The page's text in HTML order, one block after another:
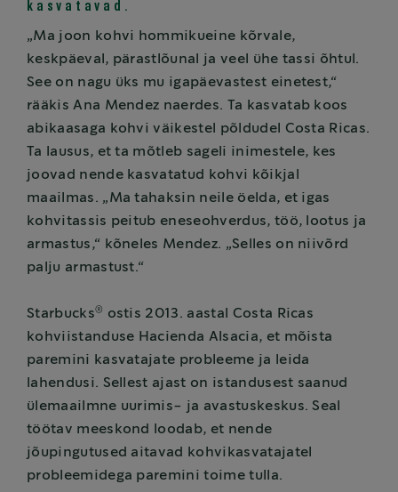
kasvatavad.
„Ma joon kohvi hommikueine kõrvale,
keskpäeval, pärastlõunal ja veel ühe tassi õhtul.
See on nagu üks mu igapäevastest einetest,“
rääkis Ana Mendez naerdes. Ta kasvatab koos
abikaasaga kohvi väikestel põldudel Costa Ricas.
Ta lausus, et ta mõtleb sageli inimestele, kes
joovad nende kasvatatud kohvi kõikjal
maailmas. „Ma tahaksin neile öelda, et igas
kohvitassis peitub eneseohverdus, töö, lootus ja
armastus,“ kõneles Mendez. „Selles on niivõrd
palju armastust.“
Starbucks®
ostis 2013. aastal Costa Ricas
kohviistanduse Hacienda Alsacia, et mõista
paremini kasvatajate probleeme ja leida
lahendusi. Sellest ajast on istandusest saanud
ülemaailmne uurimis- ja avastuskeskus. Seal
töötav meeskond loodab, et nende
jõupingutused aitavad kohvikasvatajatel
probleemidega paremini toime tulla.